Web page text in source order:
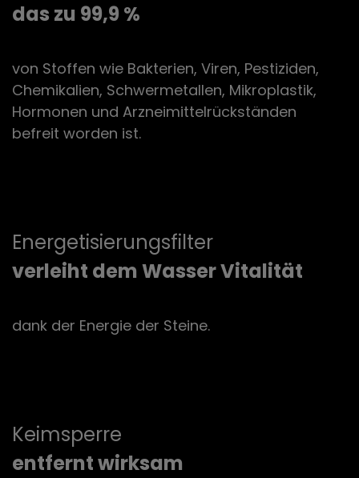
das zu 99,9 %
von Stoffen wie Bakterien, Viren, Pestiziden,
Chemikalien, Schwermetallen, Mikroplastik,
Hormonen und Arzneimittelrückständen
befreit worden ist.
Energetisierungsfilter
verleiht dem Wasser Vitalität
dank der Energie der Steine.
Keimsperre
entfernt wirksam